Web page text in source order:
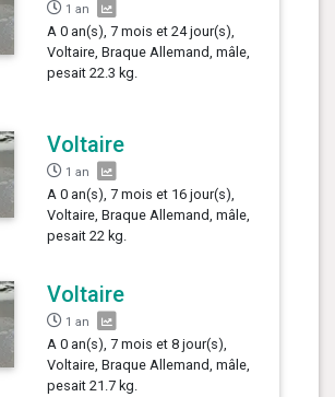
1 an
A 0 an(s), 7 mois et 24 jour(s),
Voltaire, Braque Allemand, mâle,
pesait 22.3 kg.
Voltaire
1 an
A 0 an(s), 7 mois et 16 jour(s),
Voltaire, Braque Allemand, mâle,
pesait 22 kg.
Voltaire
1 an
A 0 an(s), 7 mois et 8 jour(s),
Voltaire, Braque Allemand, mâle,
pesait 21.7 kg.